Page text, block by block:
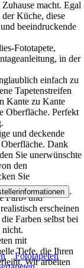
macht. Egal
Küche, diese
beeindruckende
Fototapete,
in der
einfach zu
Tapetenstreifen
Kante zu Kante
Oberfläche. Perfekt
und deckende
Dank
Sie unerwünschte
den
Sie
Farb- und
erscheinen
Farben selbst bei
nicht.
mit
Tiefe, die Ihren
Wir arbeiten
.
Fototapeten